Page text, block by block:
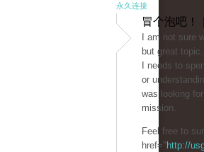
永久连接
冒个泡吧！
I am not sure
but great topic.
I needs to
or
was looking
mission.
Feel free to
href=" http://